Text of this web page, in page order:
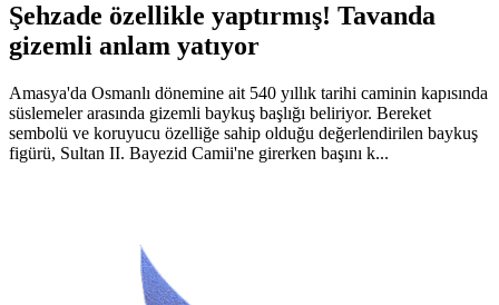
Şehzade özellikle yaptırmış! Tavanda
gizemli anlam yatıyor
Amasya'da Osmanlı dönemine ait 540 yıllık tarihi caminin kapısında
süslemeler arasında gizemli baykuş başlığı beliriyor. Bereket
sembolü ve koruyucu özelliğe sahip olduğu değerlendirilen baykuş
figürü, Sultan II. Bayezid Camii'ne girerken başını k...